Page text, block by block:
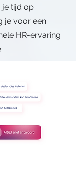
je tijd op
je voor een
HR-ervaring